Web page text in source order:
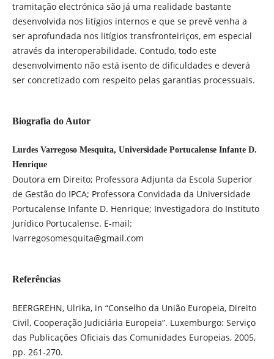
tramitação electrónica são já uma realidade bastante
desenvolvida nos litígios internos e que se prevê venha a
ser aprofundada nos litígios transfronteiriços, em especial
através da interoperabilidade. Contudo, todo este
desenvolvimento não está isento de dificuldades e deverá
ser concretizado com respeito pelas garantias processuais.
Biografia do Autor
Lurdes Varregoso Mesquita, Universidade Portucalense Infante D.
Henrique
Doutora em Direito; Professora Adjunta da Escola Superior
de Gestão do IPCA; Professora Convidada da Universidade
Portucalense Infante D. Henrique; Investigadora do Instituto
Jurídico Portucalense. E-mail:
lvarregosomesquita@gmail.com
Referências
BEERGREHN, Ulrika, in “Conselho da União Europeia, Direito
Civil, Cooperação Judiciária Europeia”. Luxemburgo: Serviço
das Publicações Oficiais das Comunidades Europeias, 2005,
pp. 261-270.